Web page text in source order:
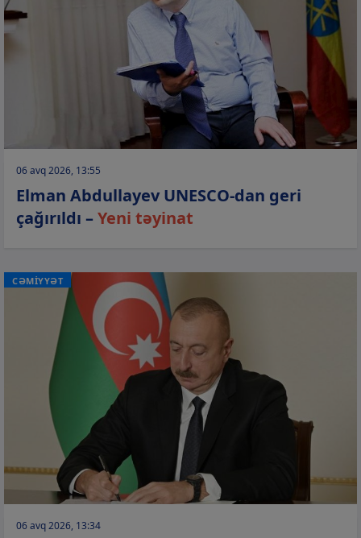
06 avq 2026, 13:55
Elman Abdullayev UNESCO-dan geri
çağırıldı –Yeni təyinat
CƏMİYYƏT
06 avq 2026, 13:34